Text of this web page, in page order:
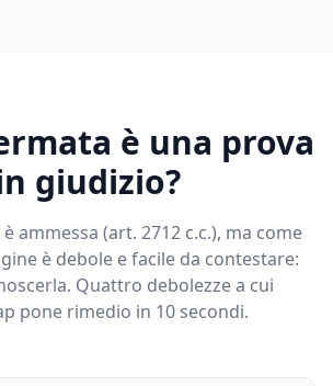
è una prova
giudizio?
ammessa (art. 2712 c.c.), ma come
è debole e facile da contestare:
Quattro debolezze a cui
pone rimedio in 10 secondi.